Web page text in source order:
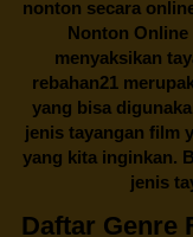
nonton secara
Nonton Online
menyaksikan
rebahan21
yang bisa
jenis tayangan film
yang kita inginkan.
jenis
Daftar Genre